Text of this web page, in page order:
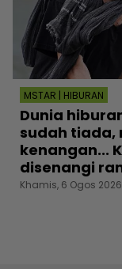
MSTAR | HIBURAN
Dunia
sudah tiada,
kenangan...
disenangi
Khamis, 6 Ogos 2026